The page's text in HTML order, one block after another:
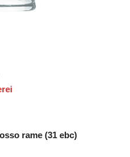
rame (31 ebc)